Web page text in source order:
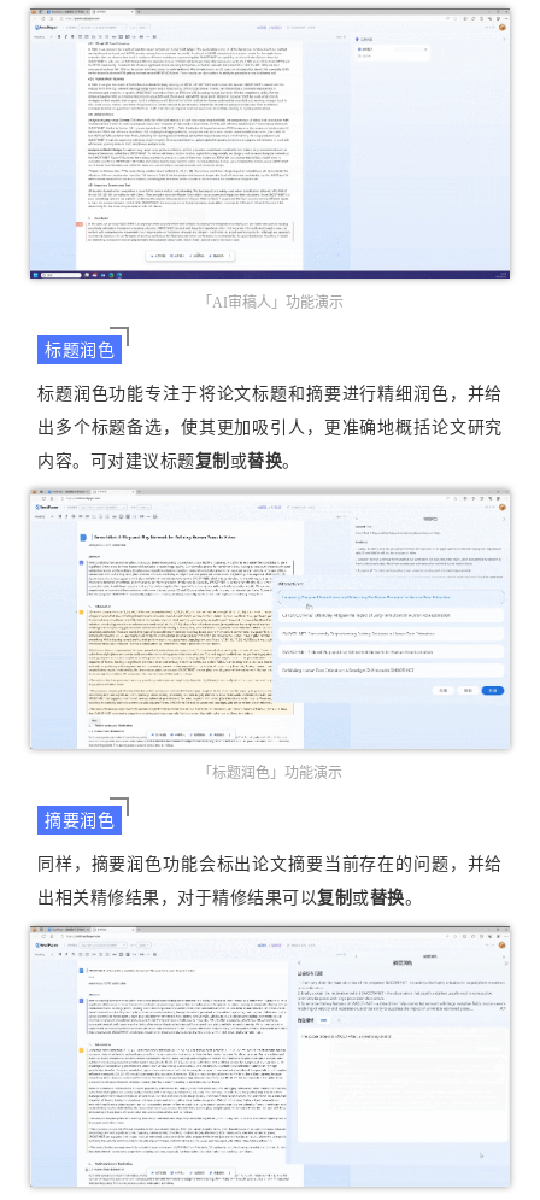
「AI审稿人」功能演示
标题润色
标题润色功能专注于将论文标题和摘要进行精细润色，并给
出多个标题备选，使其更加吸引人，更准确地概括论文研究
内容。可对建议标题复制 或替换。
「标题润色」功能演示
摘要润色
同样，摘要润色功能会标出论文摘要当前存在的问题，并给
出相关精修结果，对于精修结果可以复制 或替换。